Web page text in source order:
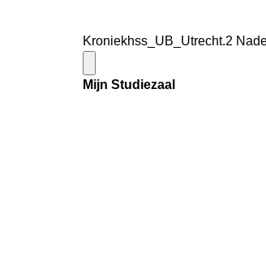
Kroniekhss_UB_Utrecht.2
Mijn Studiezaal